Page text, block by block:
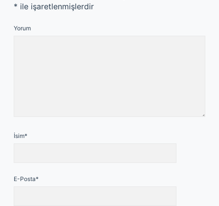
* ile işaretlenmişlerdir
Yorum
İsim*
E-Posta*